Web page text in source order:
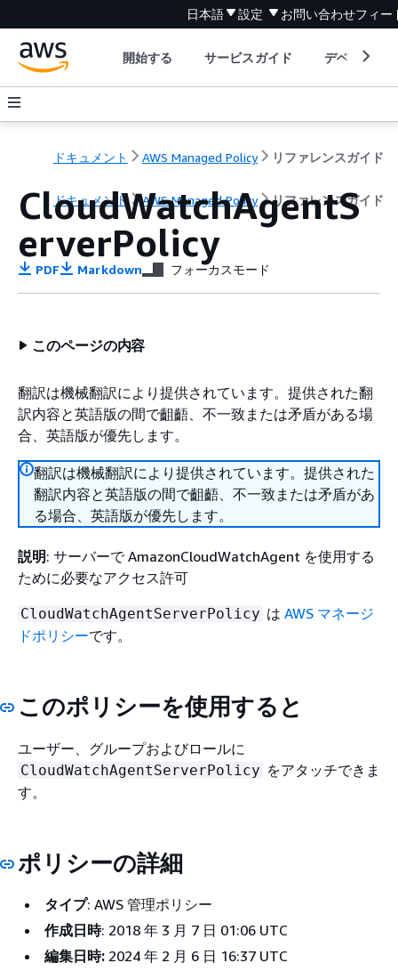
日本語 設定 お問い合わせフィー
開始する サービスガイド デベロッパ
ドキュメント AWS Managed Policy リファレンスガイド
ドキュメント AWS Managed Policy リファレンスガイド
CloudWatchAgentS
erverPolicy
PDF Markdown フォーカスモード
このページの内容
翻訳は機械翻訳により提供されています。提供された翻
訳内容と英語版の間で齟齬、不一致または矛盾がある場
合、英語版が優先します。
翻訳は機械翻訳により提供されています。提供された
翻訳内容と英語版の間で齟齬、不一致または矛盾があ
る場合、英語版が優先します。
説明: サーバーで AmazonCloudWatchAgent を使用する
ために必要なアクセス許可
CloudWatchAgentServerPolicy は AWS マネージ
ドポリシーです。
このポリシーを使用すると
ユーザー、グループおよびロールに
CloudWatchAgentServerPolicy をアタッチできま
す。
ポリシーの詳細
タイプ: AWS 管理ポリシー
作成日時: 2018 年 3 月 7 日 01:06 UTC
編集日時: 2024 年 2 月 6 日 16:37 UTC